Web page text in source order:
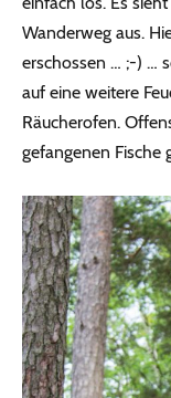
Wanderweg aus.
erschossen … ;-) …
auf eine weitere
Räucherofen.
gefangenen Fische